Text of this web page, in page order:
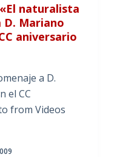
naturalista
D. Mariano
aniversario
a D.
el CC
from Videos